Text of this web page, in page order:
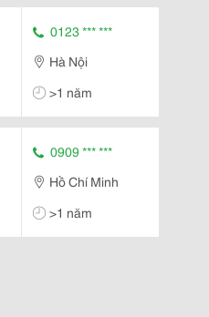
0123 *** ***
Hà Nội
>1 năm
0909 *** ***
Hồ Chí Minh
>1 năm